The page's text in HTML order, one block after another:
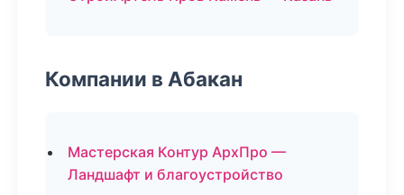
Компании в Абакан
Мастерская Контур АрхПро —
Ландшафт и благоустройство